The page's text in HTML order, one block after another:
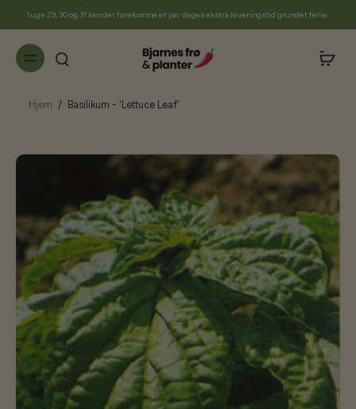
I uge 29, 30 og 31 kan der forekomme et par dages ekstra leveringstid grundet ferie.
Hjem / Basilikum - 'Lettuce Leaf'